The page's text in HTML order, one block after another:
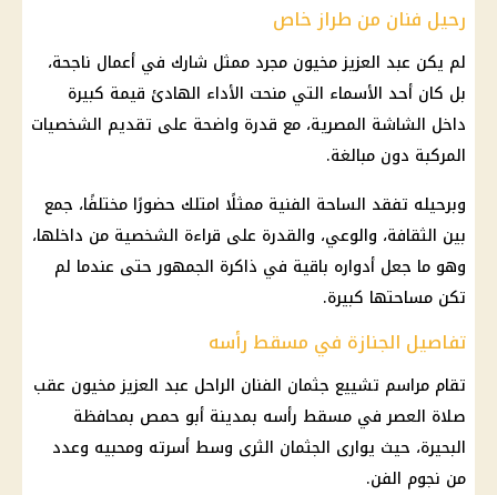
رحيل فنان من طراز خاص
لم يكن عبد العزيز مخيون مجرد ممثل شارك في أعمال ناجحة،
بل كان أحد الأسماء التي منحت الأداء الهادئ قيمة كبيرة
داخل الشاشة المصرية، مع قدرة واضحة على تقديم الشخصيات
المركبة دون مبالغة.
وبرحيله تفقد الساحة الفنية ممثلًا امتلك حضورًا مختلفًا، جمع
بين الثقافة، والوعي، والقدرة على قراءة الشخصية من داخلها،
وهو ما جعل أدواره باقية في ذاكرة الجمهور حتى عندما لم
تكن مساحتها كبيرة.
تفاصيل الجنازة في مسقط رأسه
تقام مراسم تشييع جثمان الفنان الراحل عبد العزيز مخيون عقب
صلاة العصر في مسقط رأسه بمدينة أبو حمص بمحافظة
البحيرة، حيث يوارى الجثمان الثرى وسط أسرته ومحبيه وعدد
من نجوم الفن.